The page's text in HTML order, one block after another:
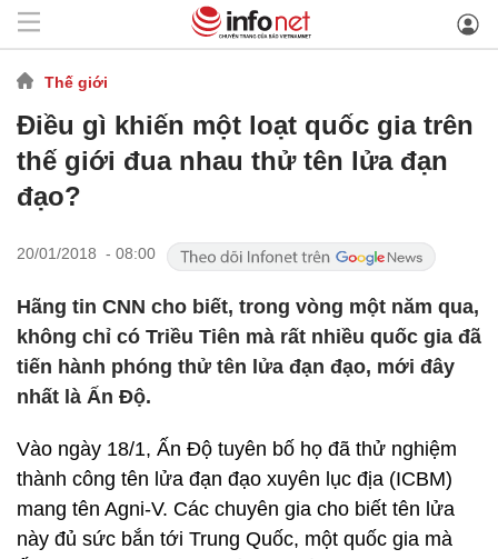
Thế giới
Điều gì khiến một loạt quốc gia trên
thế giới đua nhau thử tên lửa đạn
đạo?
20/01/2018 - 08:00
Hãng tin CNN cho biết, trong vòng một năm qua,
không chỉ có Triều Tiên mà rất nhiều quốc gia đã
tiến hành phóng thử tên lửa đạn đạo, mới đây
nhất là Ấn Độ.
Vào ngày 18/1, Ấn Độ tuyên bố họ đã thử nghiệm
thành công tên lửa đạn đạo xuyên lục địa (ICBM)
mang tên Agni-V. Các chuyên gia cho biết tên lửa
này đủ sức bắn tới Trung Quốc, một quốc gia mà